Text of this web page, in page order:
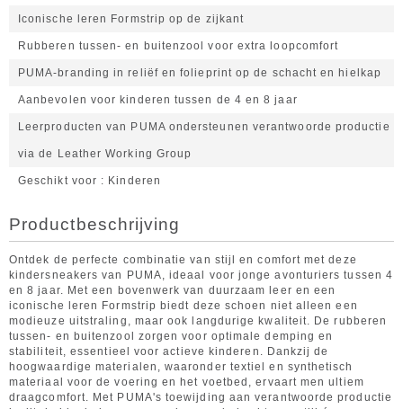
Iconische leren Formstrip op de zijkant
Rubberen tussen- en buitenzool voor extra loopcomfort
PUMA-branding in reliëf en folieprint op de schacht en hielkap
Aanbevolen voor kinderen tussen de 4 en 8 jaar
Leerproducten van PUMA ondersteunen verantwoorde productie
via de Leather Working Group
Geschikt voor Kinderen
Productbeschrijving
Ontdek de perfecte combinatie van stijl en comfort met deze
kindersneakers van PUMA, ideaal voor jonge avonturiers tussen 4
en 8 jaar. Met een bovenwerk van duurzaam leer en een
iconische leren Formstrip biedt deze schoen niet alleen een
modieuze uitstraling, maar ook langdurige kwaliteit. De rubberen
tussen- en buitenzool zorgen voor optimale demping en
stabiliteit, essentieel voor actieve kinderen. Dankzij de
hoogwaardige materialen, waaronder textiel en synthetisch
materiaal voor de voering en het voetbed, ervaart men ultiem
draagcomfort. Met PUMA's toewijding aan verantwoorde productie